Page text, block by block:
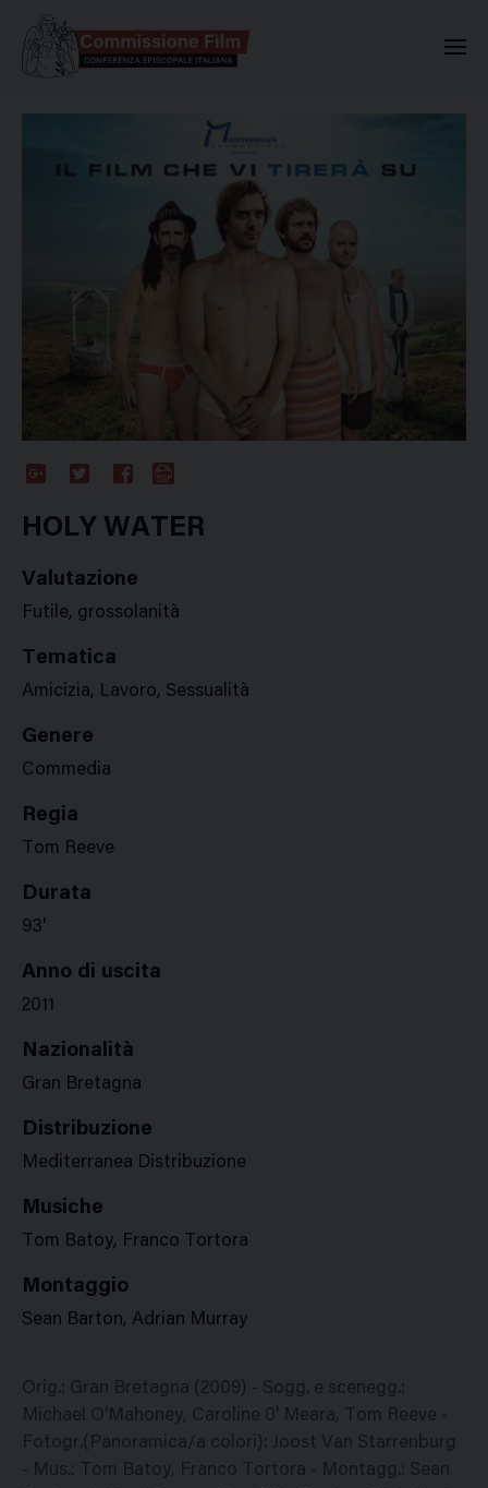
Plus
HOLY WATER
Valutazione
Futile, grossolanità
Tematica
Amicizia, Lavoro, Sessualità
Genere
Commedia
Regia
Tom Reeve
Durata
93'
Anno di uscita
2011
Nazionalità
Gran Bretagna
Distribuzione
Mediterranea Distribuzione
Musiche
Tom Batoy, Franco Tortora
Montaggio
Sean Barton, Adrian Murray
Orig.: Gran Bretagna (2009) - Sogg. e scenegg.:
Michael O'Mahoney, Caroline 0' Meara, Tom Reeve -
Fotogr.(Panoramica/a colori): Joost Van Starrenburg
- Mus.: Tom Batoy, Franco Tortora - Montagg.: Sean